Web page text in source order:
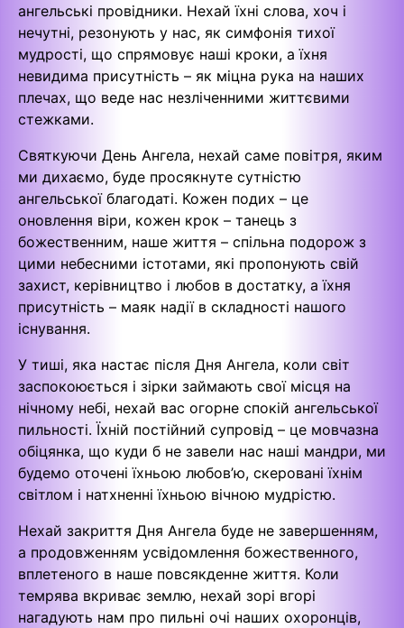
ангельські провідники. Нехай їхні слова, хоч і
нечутні, резонують у нас, як симфонія тихої
мудрості, що спрямовує наші кроки, а їхня
невидима присутність – як міцна рука на наших
плечах, що веде нас незліченними життєвими
стежками.
Святкуючи День Ангела, нехай саме повітря, яким
ми дихаємо, буде просякнуте сутністю
ангельської благодаті. Кожен подих – це
оновлення віри, кожен крок – танець з
божественним, наше життя – спільна подорож з
цими небесними істотами, які пропонують свій
захист, керівництво і любов в достатку, а їхня
присутність – маяк надії в складності нашого
існування.
У тиші, яка настає після Дня Ангела, коли світ
заспокоюється і зірки займають свої місця на
нічному небі, нехай вас огорне спокій ангельської
пильності. Їхній постійний супровід – це мовчазна
обіцянка, що куди б не завели нас наші мандри, ми
будемо оточені їхньою любов’ю, скеровані їхнім
світлом і натхненні їхньою вічною мудрістю.
Нехай закриття Дня Ангела буде не завершенням,
а продовженням усвідомлення божественного,
вплетеного в наше повсякденне життя. Коли
темрява вкриває землю, нехай зорі вгорі
нагадують нам про пильні очі наших охоронців,